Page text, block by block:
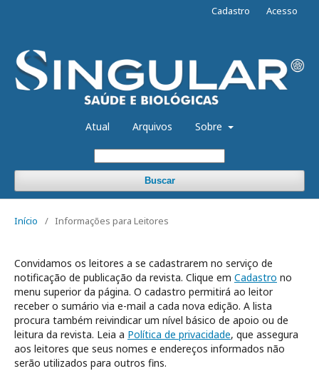
Atual Arquivos Sobre
Buscar
Cadastro Acesso
Início / Informações para Leitores
Convidamos os leitores a se cadastrarem no serviço de
notificação de publicação da revista. Clique em Cadastro no
menu superior da página. O cadastro permitirá ao leitor
receber o sumário via e-mail a cada nova edição. A lista
procura também reivindicar um nível básico de apoio ou de
leitura da revista. Leia a Política de privacidade, que assegura
aos leitores que seus nomes e endereços informados não
serão utilizados para outros fins.